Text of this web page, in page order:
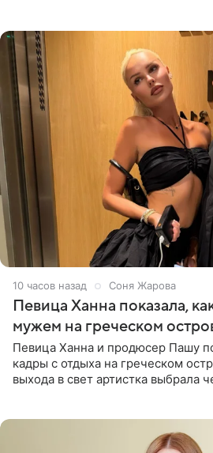
10 часов назад Соня Жарова
Певица Ханна показала,
мужем на греческом
Певица Ханна и продюсер Пашу
кадры с отдыха на греческом
выхода в свет артистка выбрала